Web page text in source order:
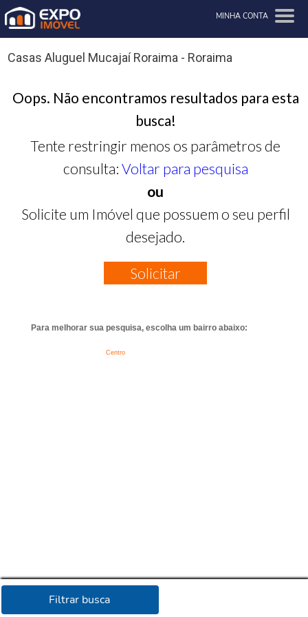
MINHA CONTA
Filtrar busca
Casas Aluguel Mucajaí Roraima - Roraima
Oops. Não encontramos resultados para esta
busca!
Tente restringir menos os parâmetros de
consulta: Voltar para pesquisa
ou
Solicite um Imóvel que possuem o seu perfil
desejado.
Solicitar
Para melhorar sua pesquisa, escolha um bairro abaixo:
Centro